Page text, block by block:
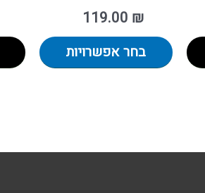
119.00 ₪
בחר אפשרויות